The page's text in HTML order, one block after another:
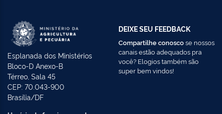
Esplanada dos Ministérios
Bloco-D Anexo-B
Térreo, Sala 45
CEP: 70.043-900
Brasília/DF
DEIXE SEU FEEDBACK
Compartilhe conoscose nossos
canais estão adequados pra
você? Elogios também são
super bem vindos!